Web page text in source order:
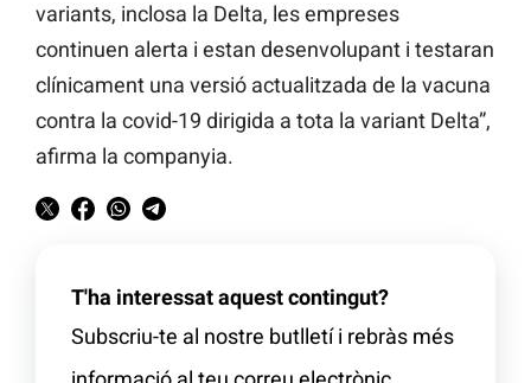
variants, inclosa la Delta, les empreses
continuen alerta i estan desenvolupant i testaran
clínicament una versió actualitzada de la vacuna
contra la covid-19 dirigida a tota la variant Delta”,
afirma la companyia.
T'ha interessat aquest contingut?
Subscriu-te al nostre butlletí i rebràs més